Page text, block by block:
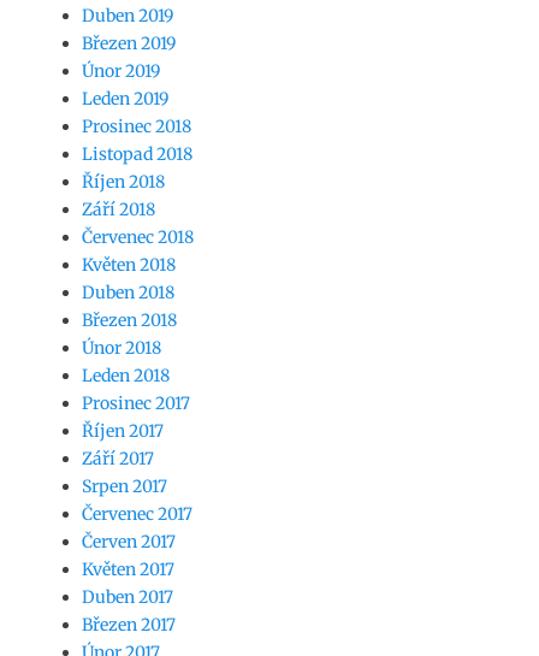
Duben 2019
Březen 2019
Únor 2019
Leden 2019
Prosinec 2018
Listopad 2018
Říjen 2018
Září 2018
Červenec 2018
Květen 2018
Duben 2018
Březen 2018
Únor 2018
Leden 2018
Prosinec 2017
Říjen 2017
Září 2017
Srpen 2017
Červenec 2017
Červen 2017
Květen 2017
Duben 2017
Březen 2017